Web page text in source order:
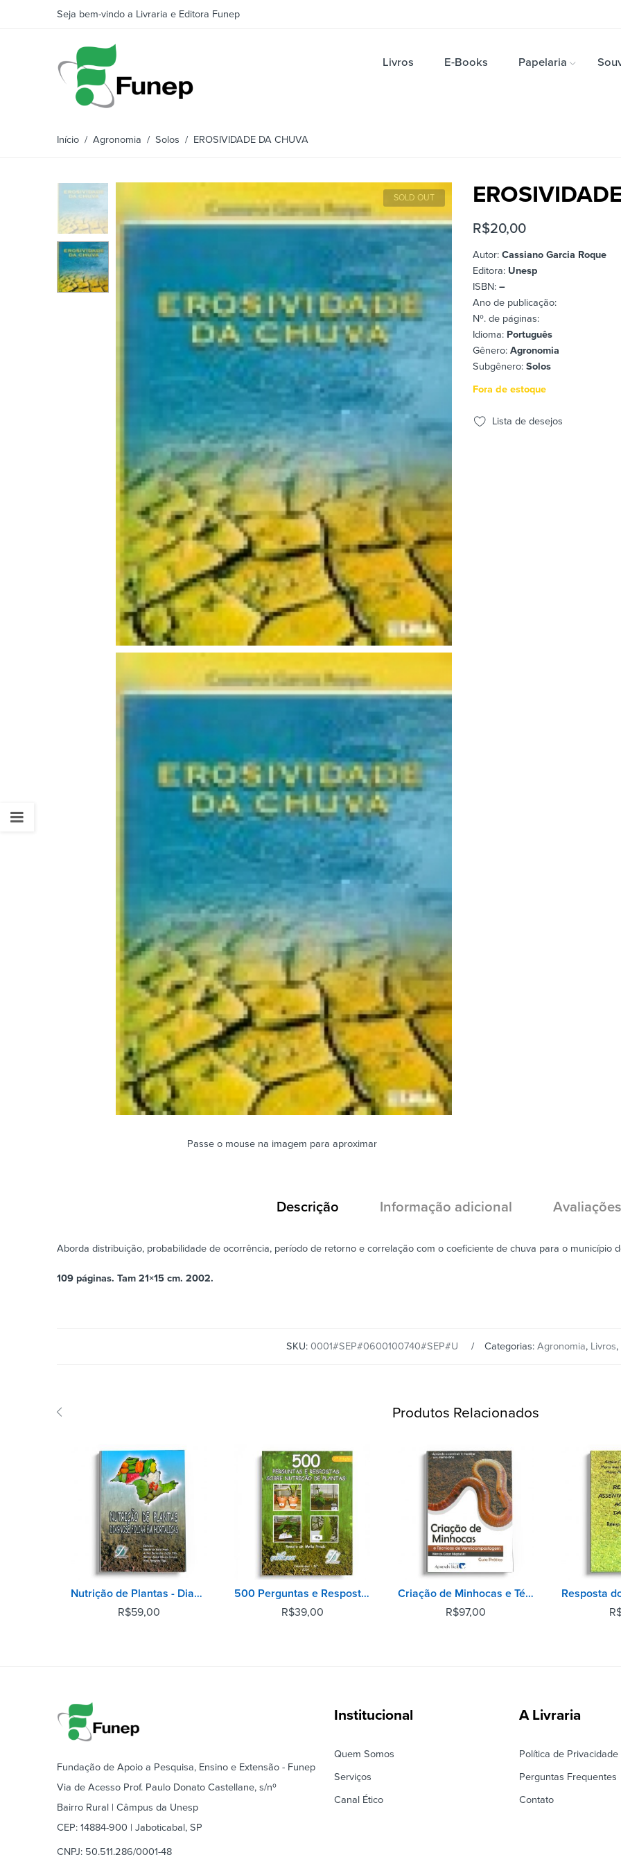
Seja bem-vindo a Livraria e Editora Funep
Livros E-Books Papelaria
Início / Agronomia / Solos / EROSIVIDADE DA CHUVA
SOLD OUT
Passe o mouse na imagem para aproximar
R$20,00
Autor: Cassiano Garcia Roque
Editora: Unesp
ISBN: –
Ano de publicação:
Nº. de páginas:
Idioma: Português
Gênero: Agronomia
Subgênero: Solos
Fora de estoque
Lista de desejos
Descrição Informação adicional
Aborda distribuição, probabilidade de ocorrência, período de retorno e correlação com o coeficiente de chuva para o município
109 páginas. Tam 21×15 cm. 2002.
SKU: 0001#SEP#0600100740#SEP#U Categorias: Agronomia, Livros,
Produtos Relacionados
Nutrição de Plantas - Diagnose Foliar em Hortaliças
R$59,00
500 Perguntas e Respostas Sobre Nutrição de Plantas - 2° Edição
R$39,00
Criação de Minhocas e Técnicas de Vermicompostagem - 2° Edição
R$97,00
Fundação de Apoio a Pesquisa, Ensino e Extensão - Funep
Via de Acesso Prof. Paulo Donato Castellane, s/nº
Bairro Rural | Câmpus da Unesp
CEP: 14884-900 | Jaboticabal, SP
CNPJ: 50.511.286/0001-48
Institucional
Quem Somos
Serviços
Canal Ético
A Livraria
Política de Privacidade
Perguntas Frequentes
Contato